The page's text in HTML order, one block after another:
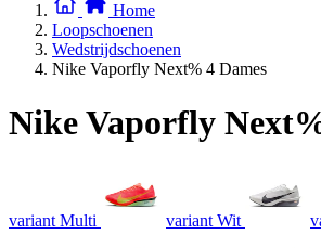
Home
Loopschoenen
Wedstrijdschoenen
Nike Vaporfly Next% 4 Dames
Nike Vaporfly
variant Multi variant Wit